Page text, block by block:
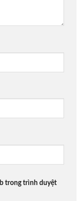
trong trình duyệt